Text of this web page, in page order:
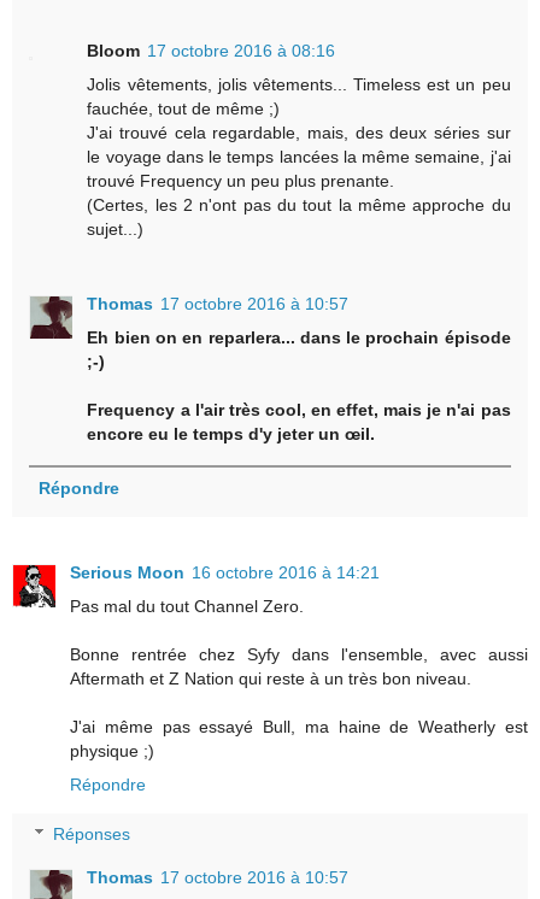
Bloom 17 octobre 2016 à 08:16
Jolis vêtements, jolis vêtements... Timeless est un peu
fauchée, tout de même ;)
J'ai trouvé cela regardable, mais, des deux séries sur
le voyage dans le temps lancées la même semaine, j'ai
trouvé Frequency un peu plus prenante.
(Certes, les 2 n'ont pas du tout la même approche du
sujet...)
Thomas 17 octobre 2016 à 10:57
Eh bien on en reparlera... dans le prochain épisode
;-)
Frequency a l'air très cool, en effet, mais je n'ai pas
encore eu le temps d'y jeter un œil.
Répondre
Serious Moon 16 octobre 2016 à 14:21
Pas mal du tout Channel Zero.
Bonne rentrée chez Syfy dans l'ensemble, avec aussi
Aftermath et Z Nation qui reste à un très bon niveau.
J'ai même pas essayé Bull, ma haine de Weatherly est
physique ;)
Répondre
Réponses
Thomas 17 octobre 2016 à 10:57